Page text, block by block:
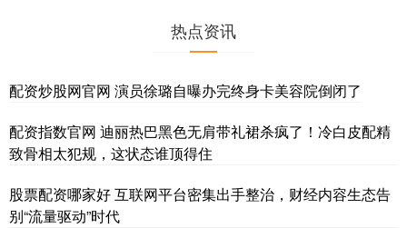
热点资讯
配资炒股网官网 演员徐璐自曝办完终身卡美容院倒闭了
配资指数官网 迪丽热巴黑色无肩带礼裙杀疯了！冷白皮配精
致骨相太犯规，这状态谁顶得住
股票配资哪家好 互联网平台密集出手整治，财经内容生态告
别“流量驱动”时代